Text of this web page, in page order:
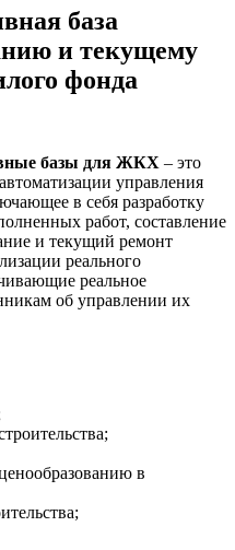
база
и текущему
фонда
базы для ЖКХ – это
управления
в себя разработку
работ, составление
и текущий ремонт
реального
реальное
об управлении их
в